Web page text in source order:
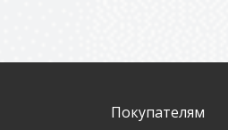
Покупателям